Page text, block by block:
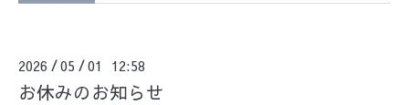
2026 /05 /01 12:58
お休みのお知らせ